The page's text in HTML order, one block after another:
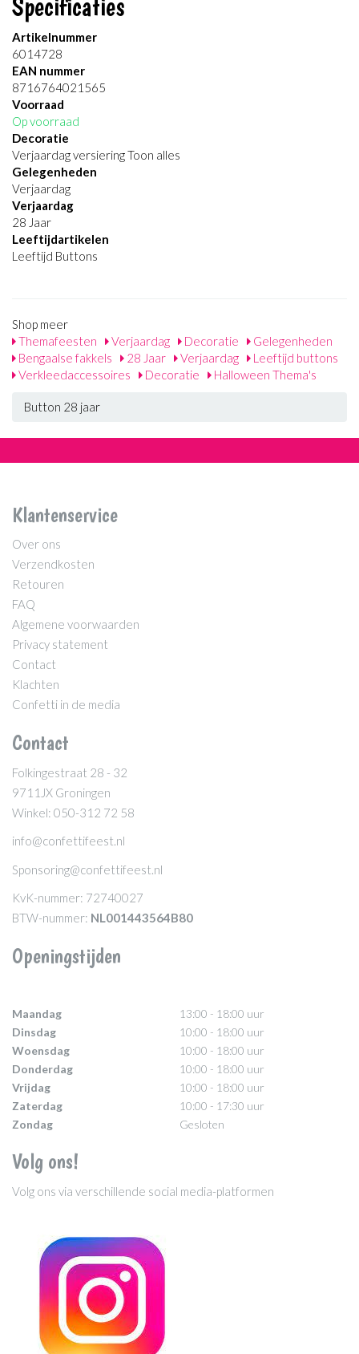
Artikelnummer
6014728
EAN nummer
8716764021565
Voorraad
Op voorraad
Decoratie
Verjaardag versiering Toon alles
Gelegenheden
Verjaardag
Verjaardag
28 Jaar
Leeftijdartikelen
Leeftijd Buttons
Shop meer
Themafeesten
Verjaardag Decoratie
Gelegenheden
Bengaalse fakkels
28 Jaar Verjaardag
Leeftijd buttons
Verkleedaccessoires
Decoratie Halloween Thema's
Button 28 jaar
Klantenservice
Over ons
Verzendkosten
Retouren
FAQ
Algemene voorwaarden
Privacy statement
Contact
Klachten
Confetti in de media
Contact
Folkingestraat 28 - 32
9711JX Groningen
Winkel: 050-312 72 58
info@confettifeest.nl
Sponsoring@confettifeest.nl
KvK-nummer: 72740027
BTW-nummer: NL001443564B80
Openingstijden
Maandag
13:00 - 18:00 uur
Dinsdag
10:00 - 18:00 uur
Woensdag
10:00 - 18:00 uur
Donderdag
10:00 - 18:00 uur
Vrijdag
10:00 - 18:00 uur
Zaterdag
10:00 - 17:30 uur
Zondag
Gesloten
Volg ons!
Volg ons via verschillende social media-platformen